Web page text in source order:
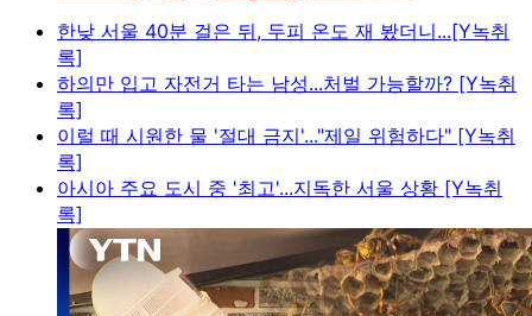
한낮 서울 40분 걸은 뒤, 두피 온도 재 봤더니...[Y녹취
록]
하의만 입고 자전거 타는 남성...처벌 가능할까? [Y녹취
록]
이럴 때 시원한 물 '절대 금지'..."제일 위험하다" [Y녹취
록]
아시아 주요 도시 중 '최고'...지독한 서울 상황 [Y녹취
록]